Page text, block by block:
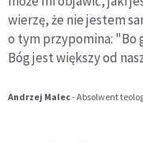
wierzę, że nie jestem
o tym przypomina: "Bo
Bóg jest większy od
Andrzej Malec- Absolwent